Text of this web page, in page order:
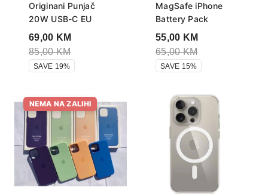
Originani Punjač
20W USB-C EU
69,00 KM
85,00KM
SAVE 19%
MagSafe iPhone
Battery Pack
55,00 KM
65,00KM
SAVE 15%
NEMA NA ZALIHI